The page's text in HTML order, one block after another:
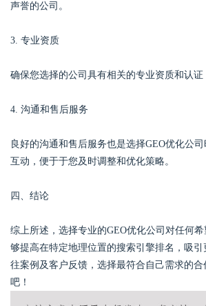
声誉的公司。
3. 专业资质
确保您选择的公司具有相关的专业资质和认
4. 沟通和售后服务
良好的沟通和售后服务也是选择GEO优化公
互动，便于于您及时调整和优化策略。
四、结论
综上所述，选择专业的GEO优化公司对任何
够提高在特定地理位置的搜索引擎排名，吸
往案例及客户反馈，选择最符合自己需求的
吧！